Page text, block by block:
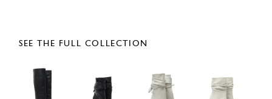
SEE THE FULL COLLECTION